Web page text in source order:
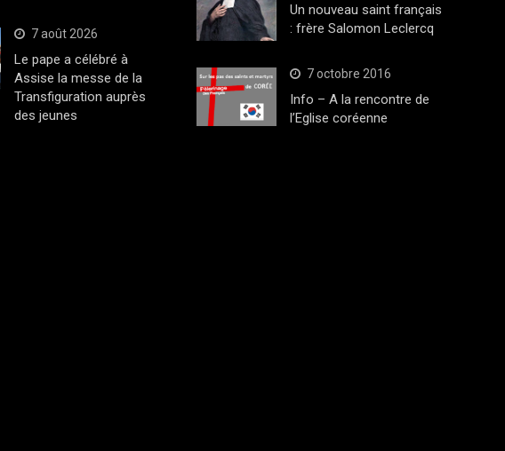
7 août 2026
Le pape a célébré à
Assise la messe de la
Transfiguration auprès
des jeunes
Un nouveau saint français
: frère Salomon Leclercq
7 octobre 2016
Info – A la rencontre de
l’Eglise coréenne